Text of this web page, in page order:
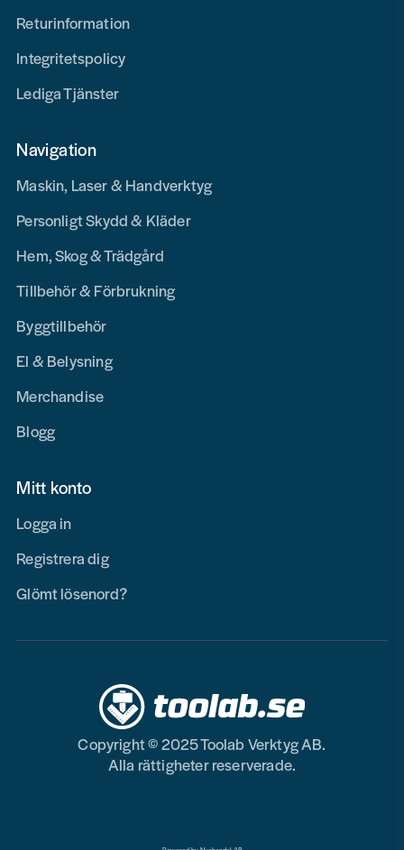
Returinformation
Integritetspolicy
Lediga Tjänster
Navigation
Maskin, Laser & Handverktyg
Personligt Skydd & Kläder
Hem, Skog & Trädgård
Tillbehör & Förbrukning
Byggtillbehör
El & Belysning
Merchandise
Blogg
Mitt konto
Logga in
Registrera dig
Glömt lösenord?
Copyright © 2025 Toolab Verktyg AB.
Alla rättigheter reserverade.